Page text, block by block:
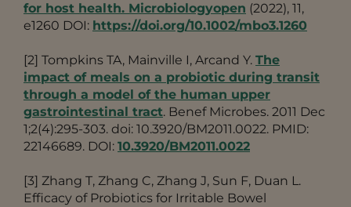
for host health. Microbiologyopen (2022), 11,
e1260 DOI: https://doi.org/10.1002/mbo3.1260
[2] Tompkins TA, Mainville I, Arcand Y. The
impact of meals on a probiotic during transit
through a model of the human upper
gastrointestinal tract. Benef Microbes. 2011 Dec
1;2(4):295-303. doi: 10.3920/BM2011.0022. PMID:
22146689. DOI: 10.3920/BM2011.0022
[3] Zhang T, Zhang C, Zhang J, Sun F, Duan L.
Efficacy of Probiotics for Irritable Bowel